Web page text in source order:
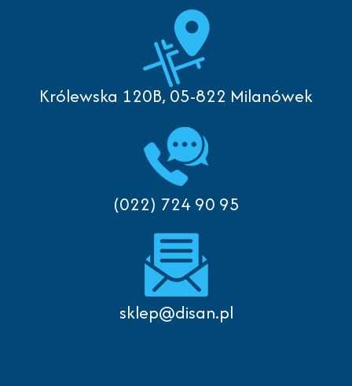
Królewska 120B, 05-822 Milanówek
(022) 724 90 95
sklep@disan.pl